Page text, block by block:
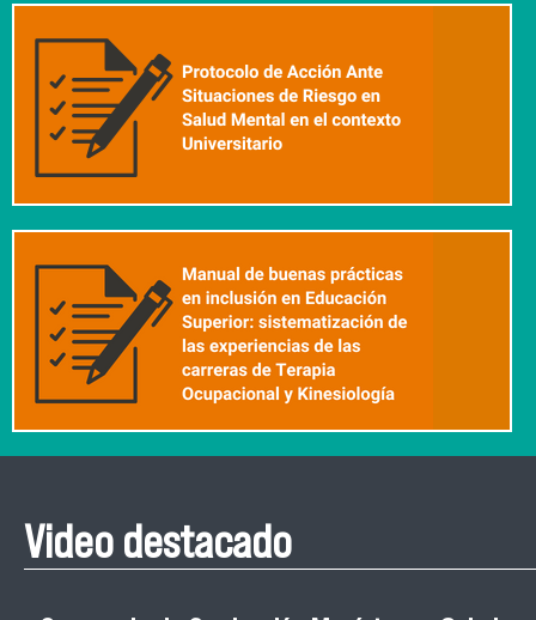
Video destacado